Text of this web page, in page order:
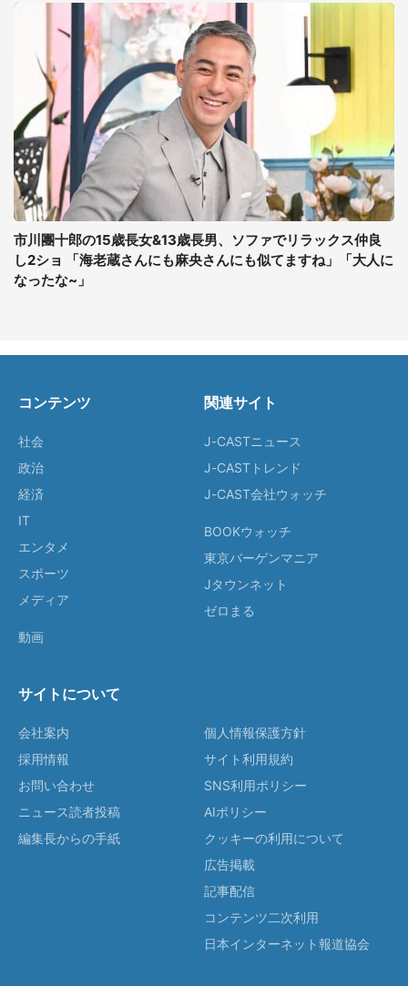
市川團十郎の15歳長女&13歳長男、ソファでリラックス仲良
し2ショ 「海老蔵さんにも麻央さんにも似てますね」「大人に
なったな~」
コンテンツ
社会
政治
経済
IT
エンタメ
スポーツ
メディア
動画
関連サイト
J-CASTニュース
J-CASTトレンド
J-CAST会社ウォッチ
BOOKウォッチ
東京バーゲンマニア
Jタウンネット
ゼロまる
サイトについて
会社案内
採用情報
お問い合わせ
ニュース読者投稿
編集長からの手紙
個人情報保護方針
サイト利用規約
SNS利用ポリシー
AIポリシー
クッキーの利用について
広告掲載
記事配信
コンテンツ二次利用
日本インターネット報道協会